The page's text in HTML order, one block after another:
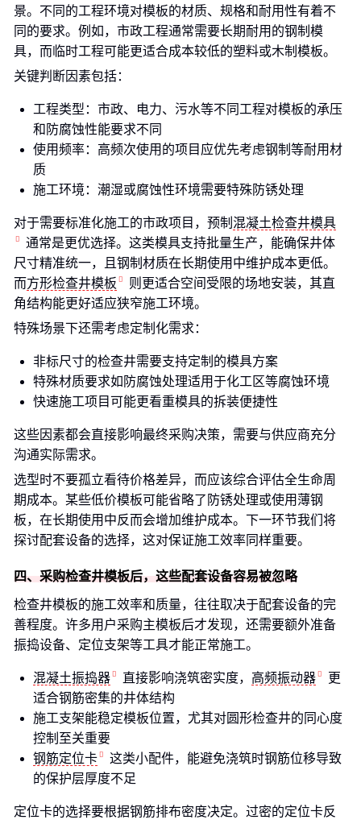
景。不同的工程环境对模板的材质、规格和耐用性有着不
同的要求。例如，市政工程通常需要长期耐用的钢制模
具，而临时工程可能更适合成本较低的塑料或木制模板。
关键判断因素包括：
工程类型：市政、电力、污水等不同工程对模板的承压
和防腐蚀性能要求不同
使用频率：高频次使用的项目应优先考虑钢制等耐用材
质
施工环境：潮湿或腐蚀性环境需要特殊防锈处理
对于需要标准化施工的市政项目，预制 混凝土检查井模具
通常是更优选择。这类模具支持批量生产，能确保井体
尺寸精准统一，且钢制材质在长期使用中维护成本更低。
而方形检查井模板
则更适合空间受限的场地安装，其直
角结构能更好适应狭窄施工环境。
特殊场景下还需考虑定制化需求：
非标尺寸的检查井需要支持定制的模具方案
特殊材质要求如防腐蚀处理适用于化工区等腐蚀环境
快速施工项目可能更看重模具的拆装便捷性
这些因素都会直接影响最终采购决策，需要与供应商充分
沟通实际需求。
选型时不要孤立看待价格差异，而应该综合评估全生命周
期成本。某些低价模板可能省略了防锈处理或使用薄钢
板，在长期使用中反而会增加维护成本。下一环节我们将
探讨配套设备的选择，这对保证施工效率同样重要。
四、采购检查井模板后，这些配套设备容易被忽略
检查井模板的施工效率和质量，往往取决于配套设备的完
善程度。许多用户采购主模板后才发现，还需要额外准备
振捣设备、定位支架等工具才能正常施工。
混凝土振捣器 直接影响浇筑密实度， 高频振动器
更
适合钢筋密集的井体结构
施工支架能稳定模板位置，尤其对圆形检查井的同心度
控制至关重要
钢筋定位卡
这类小配件，能避免浇筑时钢筋位移导致
的保护层厚度不足
定位卡的选择要根据钢筋排布密度决定。过密的定位卡反